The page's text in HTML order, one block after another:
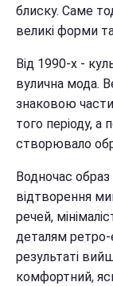
блиску. Саме
великі форми
Від 1990-х -
вулична мода.
знаковою
того періоду, а
створювало
Водночас образ
відтворення
речей,
деталям
результаті
комфортний,